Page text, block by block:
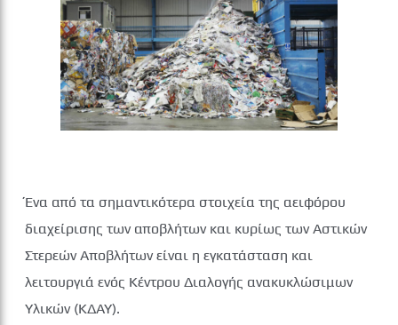
Ένα από τα σημαντικότερα στοιχεία της αειφόρου
διαχείρισης των αποβλήτων και κυρίως των Αστικών
Στερεών Αποβλήτων είναι η εγκατάσταση και
λειτουργιά ενός Κέντρου Διαλογής ανακυκλώσιμων
Υλικών (ΚΔΑΥ).